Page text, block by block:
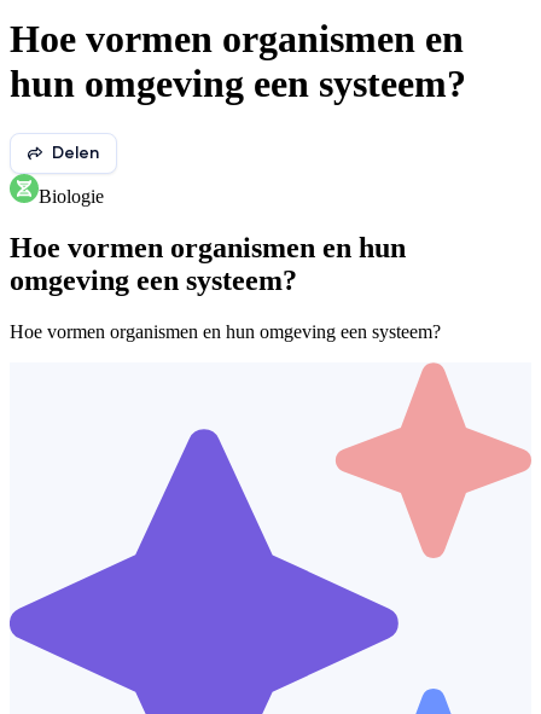
Hoe vormen organismen en
hun omgeving een systeem?
Delen
Biologie
Hoe vormen organismen en hun
omgeving een systeem?
Hoe vormen organismen en hun omgeving een systeem?